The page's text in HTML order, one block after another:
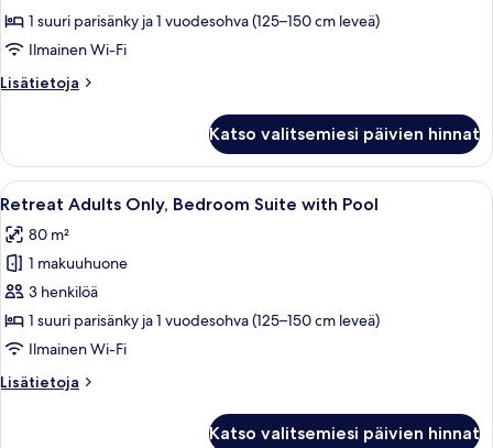
makuuhuone
kuvat
1 suuri parisänky ja 1 vuodesohva (125–150 cm leveä)
Ilmainen Wi-Fi
Lisätietoja
Lisätietoja
makuuhuone
Katso valitsemiesi päivien hinnat
Avaa
kaikki
huonetyypin
Retreat
Adults
Only,
Bedroom
with
Kirkasvetinen uima-allas, jonka
12
Retreat Adults Only, Bedroom Suite with Pool
80 m²
1 makuuhuone
3 henkilöä
1 suuri parisänky ja 1 vuodesohva (125–150 cm leveä)
Ilmainen Wi-Fi
Lisätietoja
Lisätietoja
Katso valitsemiesi päivien hinnat